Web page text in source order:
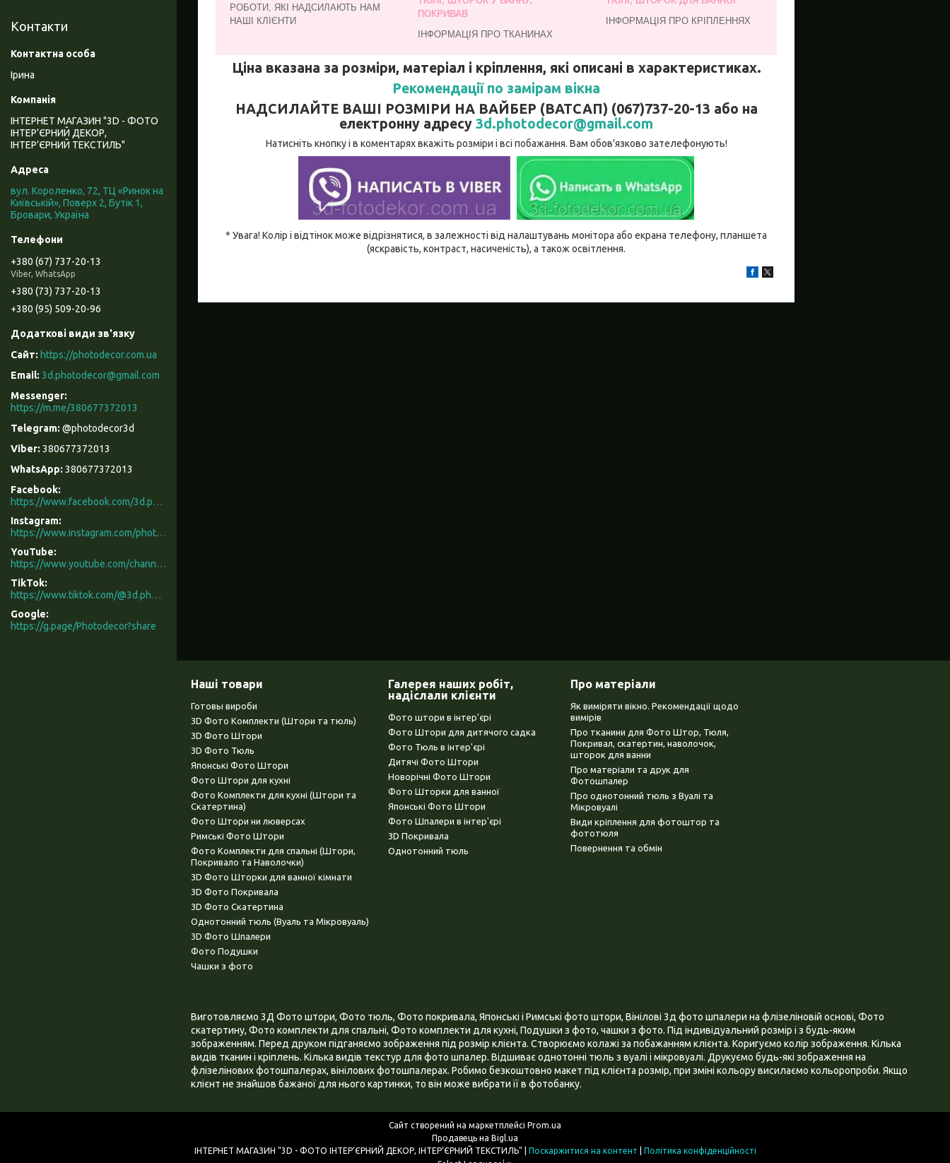
РОБОТИ, ЯКІ НАДСИЛАЮТЬ НАМ
НАШІ КЛІЄНТИ
ПОКРИВАВ
ІНФОРМАЦІЯ ПРО ТКАНИНАХ
ІНФОРМАЦІЯ ПРО КРІПЛЕННЯХ
Ціна вказана за розміри, матеріал і кріплення, які описані в характеристиках.
Рекомендації по замірам вікна
НАДСИЛАЙТЕ ВАШІ РОЗМІРИ НА ВАЙБЕР (ВАТСАП) (067)737-20-13 або на
електронну адресу 3d.photodecor@gmail.com
Натисніть кнопку і в коментарях вкажіть розміри і всі побажання. Вам обов'язково зателефонують!
* Увага! Колір і відтінок може відрізнятися, в залежності від налаштувань монітора або екрана телефону, планшета
(яскравість, контраст, насиченість), а також освітлення.
Контакти
Ірина
ІНТЕРНЕТ МАГАЗИН "3D - ФОТО
ІНТЕР’ЄРНИЙ ДЕКОР,
ІНТЕР’ЄРНИЙ ТЕКСТИЛЬ"
вул. Короленко, 72, ТЦ «Ринок на
Київській», Поверх 2, Бутік 1,
Бровари, Україна
+380 (67) 737-20-13
Viber, WhatsApp
+380 (73) 737-20-13
+380 (95) 509-20-96
https://photodecor.com.ua
3d.photodecor@gmail.com
https://m.me/380677372013
@photodecor3d
380677372013
380677372013
Facebook
https://www.facebook.com/3d.photodecor/
Instagram
https://www.instagram.com/photodecor.com.ua/
YouTube
https://www.youtube.com/channel/UCXCUerfqRY1Pw7-IptdbqyA/videos
TikTok
https://www.tiktok.com/@3d.photodecor?is_from_webapp=1&sender_device=pc
Google
https://g.page/Photodecor?share
Наші товари
Готовы вироби
3D Фото Комплекти (Штори та тюль)
3D Фото Штори
3D Фото Тюль
Японські Фото Штори
Фото Штори для кухні
Фото Комплекти для кухні (Штори та
Скатертина)
Фото Штори ни люверсах
Римські Фото Штори
Фото Комплекти для спальні (Штори,
Покривало та Наволочки)
3D Фото Шторки для ванної кімнати
3D Фото Покривала
3D Фото Скатертина
Однотонний тюль (Вуаль та Мікровуаль)
3D Фото Шпалери
Фото Подушки
Чашки з фото
Галерея наших робіт,
надіслали клієнти
Фото штори в інтер'єрі
Фото Штори для дитячого садка
Фото Тюль в інтер'єрі
Дитячі Фото Штори
Новорічні Фото Штори
Фото Шторки для ванної
Японські Фото Штори
Фото Шпалери в інтер'єрі
3D Покривала
Однотонний тюль
Про матеріали
Як виміряти вікно. Рекомендації щодо
вимірів
Про тканини для Фото Штор, Тюля,
Покривал, скатертин, наволочок,
шторок для ванни
Про матеріали та друк для
Фотошпалер
Про однотонний тюль з Вуалі та
Мікровуалі
Види кріплення для фотоштор та
фототюля
Повернення та обмін
Виготовляємо 3Д Фото штори, Фото тюль, Фото покривала, Японські і Римські фото штори, Вінілові 3д фото шпалери на флізеліновій основі, Фото
скатертину, Фото комплекти для спальні, Фото комплекти для кухні, Подушки з фото, чашки з фото. Під індивідуальний розмір і з будь-яким
зображенням. Перед друком підганяємо зображення під розмір клієнта. Створюємо колажі за побажанням клієнта. Коригуємо колір зображення. Кілька
видів тканин і кріплень. Кілька видів текстур для фото шпалер. Відшиває однотонні тюль з вуалі і мікровуалі. Друкуємо будь-які зображення на
флізелінових фотошпалерах, вінілових фотошпалерах. Робимо безкоштовно макет під клієнта розмір, при зміні кольору висилаємо кольоропроби. Якщо
клієнт не знайшов бажаної для нього картинки, то він може вибрати її в фотобанку.
Сайт створений на маркетплейсі Prom.ua
Продавець на Bigl.ua
Поскаржитися на контент
Політика конфіденційності